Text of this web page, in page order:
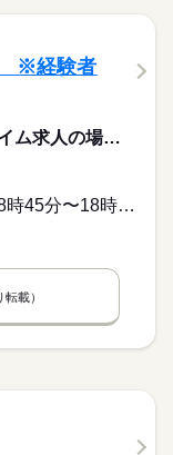
※経験者
190,000円〜220,000円 ※フルタイム求人の場合は月額（換算額）、パート求人の場合は時間額を表示しています。
交替制（シフト制） 就業時間１ 8時45分〜18時30分 就業時間２ 8時45分〜12時45分 就業時間３ 7時45分〜17時00分 就業時間に関する特記事項 診療開始前に予約の胃カメラなどがあるので、当番制で週１回程度
載）